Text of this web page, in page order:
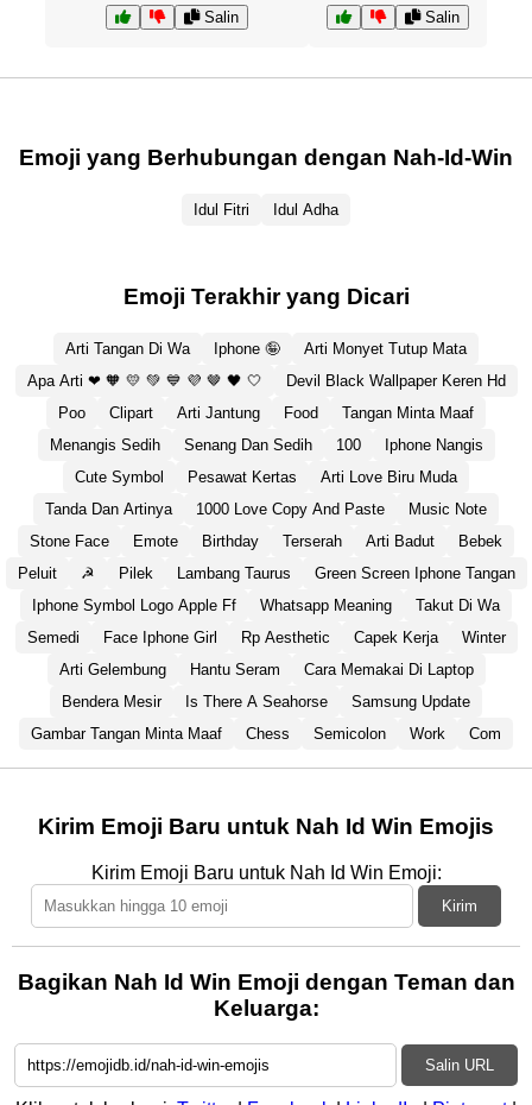
Salin Salin
Emoji yang Berhubungan dengan Nah-Id-Win
Idul Fitri Idul Adha
Emoji Terakhir yang Dicari
Arti Tangan Di Wa Iphone 🤪
Arti Monyet Tutup Mata
Apa Arti ❤ 🧡 💛 💚 💙 💜 🤎 🖤 🤍
Devil Black Wallpaper Keren Hd
Poo
Clipart Arti Jantung Food
Tangan Minta Maaf
Menangis Sedih
Senang Dan Sedih 100
Iphone Nangis
Cute Symbol
Pesawat Kertas
Arti Love Biru Muda
Tanda Dan Artinya
1000 Love Copy And Paste
Music Note
Stone Face
Emote Birthday Terserah Arti Badut
Bebek
Peluit
☭ Pilek Lambang Taurus
Green Screen Iphone Tangan
Iphone Symbol Logo Apple Ff
Whatsapp Meaning
Takut Di Wa
Semedi
Face Iphone Girl Rp Aesthetic Capek Kerja
Winter
Arti Gelembung
Hantu Seram
Cara Memakai Di Laptop
Bendera Mesir
Is There A Seahorse
Samsung Update
Gambar Tangan Minta Maaf
Chess Semicolon Work Com
Kirim Emoji Baru untuk Nah Id Win Emojis
Kirim Emoji Baru untuk Nah Id Win Emoji:
Kirim
Bagikan Nah Id Win Emoji dengan Teman dan
Keluarga:
Salin URL